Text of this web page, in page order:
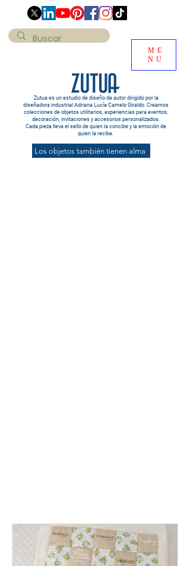
ME
NU
Zutua es un estudio de diseño de autor dirigido por la
diseñadora industrial Adriana Lucía Camelo Giraldo. Creamos
colecciones de objetos utilitarios, experiencias para eventos,
decoración, invitaciones y accesorios personalizados.
Cada pieza lleva el sello de quien la concibe y la emoción de
quien la recibe.
Los objetos también tienen alma